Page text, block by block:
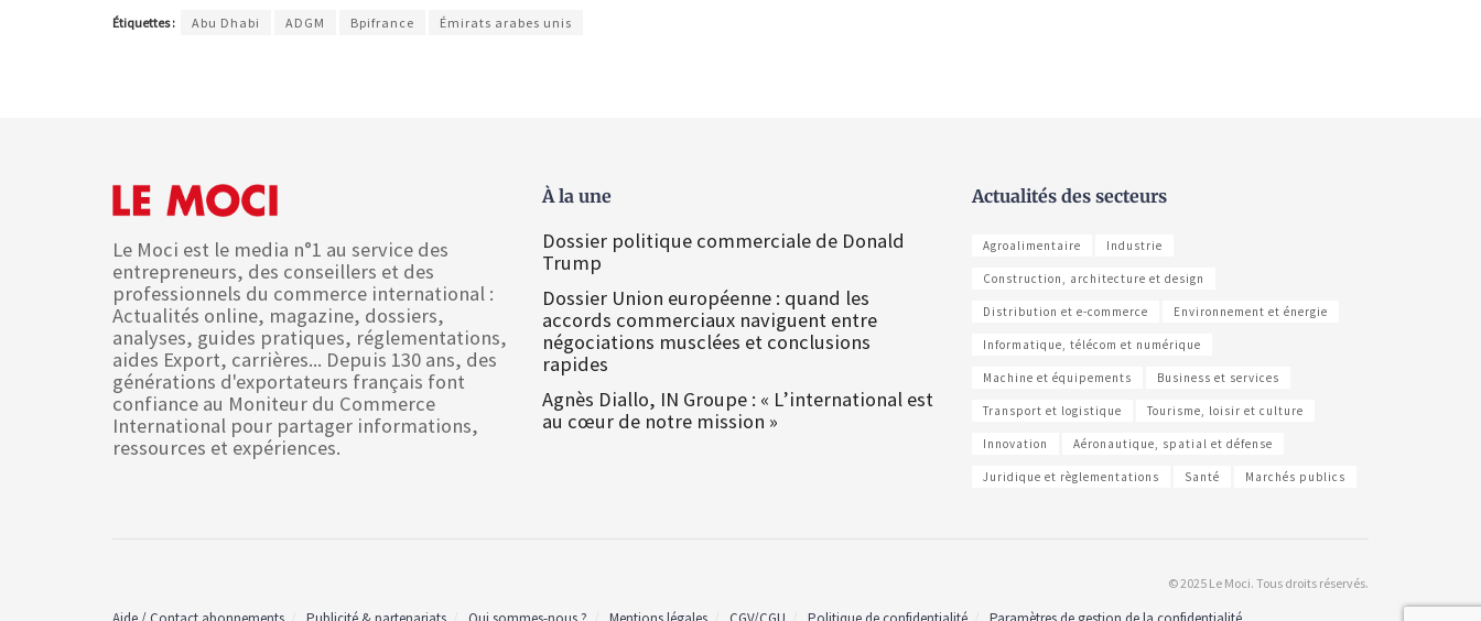
Étiquettes : Abu Dhabi ADGM Bpifrance Émirats arabes unis
Le Moci est le media n°1 au service des
entrepreneurs, des conseillers et des
professionnels du commerce international :
Actualités online, magazine, dossiers,
analyses, guides pratiques, réglementations,
aides Export, carrières... Depuis 130 ans, des
générations d'exportateurs français font
confiance au Moniteur du Commerce
International pour partager informations,
ressources et expériences.
À la une
Dossier politique commerciale de Donald
Trump
Dossier Union européenne : quand les
accords commerciaux naviguent entre
négociations musclées et conclusions
rapides
Agnès Diallo, IN Groupe : « L’international est
au cœur de notre mission »
Actualités des secteurs
Agroalimentaire Industrie
Construction, architecture et design
Distribution et e-commerce Environnement et énergie
Informatique, télécom et numérique
Machine et équipements Business et services
Transport et logistique Tourisme, loisir et culture
Innovation Aéronautique, spatial et défense
Juridique et règlementations Santé Marchés publics
© 2025 Le Moci. Tous droits réservés.